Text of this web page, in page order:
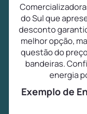
do Sul que
desconto
melhor opção,
questão do
bandeiras.
energia
Exemplo de